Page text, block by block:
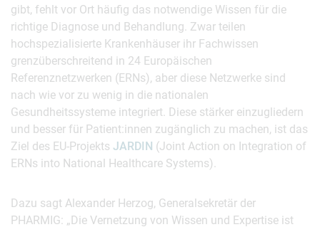
gibt, fehlt vor Ort häufig das notwendige Wissen für die
richtige Diagnose und Behandlung. Zwar teilen
hochspezialisierte Krankenhäuser ihr Fachwissen
grenzüberschreitend in 24 Europäischen
Referenznetzwerken (ERNs), aber diese Netzwerke sind
nach wie vor zu wenig in die nationalen
Gesundheitssysteme integriert. Diese stärker einzugliedern
und besser für Patient:innen zugänglich zu machen, ist das
Ziel des EU-Projekts JARDIN (Joint Action on Integration of
ERNs into National Healthcare Systems).
Dazu sagt Alexander Herzog, Generalsekretär der
PHARMIG: „Die Vernetzung von Wissen und Expertise ist